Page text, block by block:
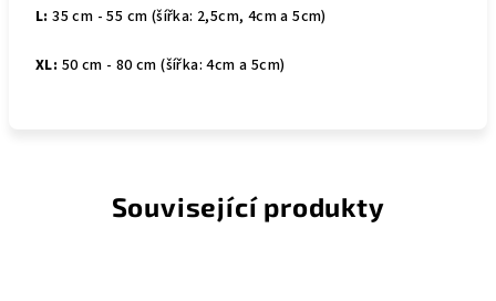
L: 35 cm - 55 cm (šířka: 2,5cm, 4cm a 5cm)
XL: 50 cm - 80 cm (šířka: 4cm a 5cm)
Související produkty